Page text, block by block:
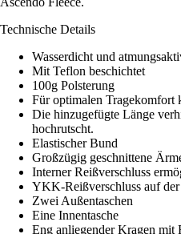
Technische Details
Wasserdicht und
Mit Teflon beschichtet
100g Polsterung
Für optimalen Tragekomfort
Die hinzugefügte Länge
hochrutscht.
Elastischer Bund
Großzügig geschnittene
Interner Reißverschluss
YKK-Reißverschluss auf der
Zwei Außentaschen
Eine Innentasche
Eng anliegender Kragen mit